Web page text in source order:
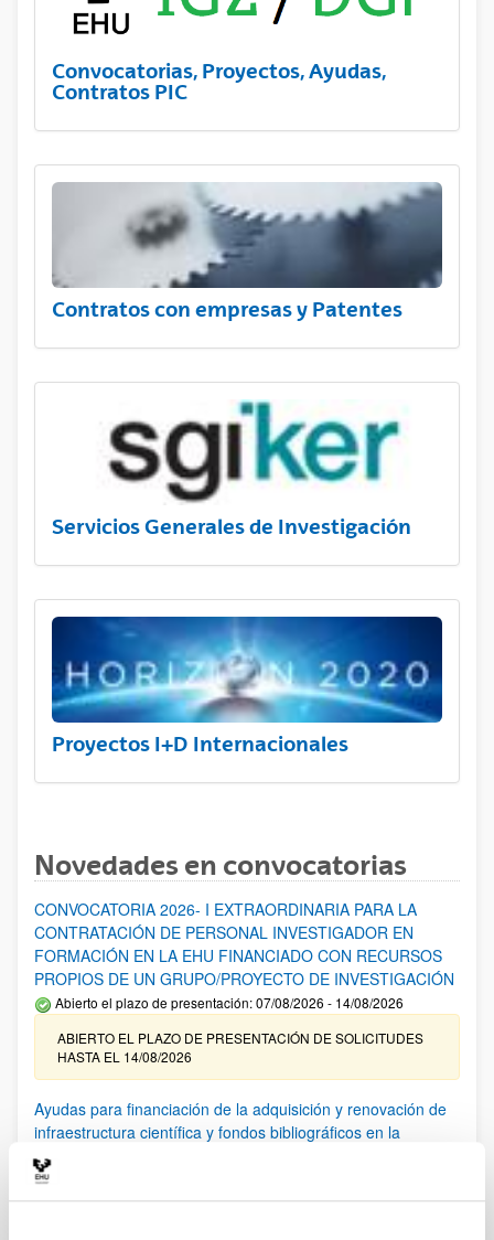
Convocatorias, Proyectos, Ayudas,
Contratos PIC
Contratos con empresas y Patentes
Servicios Generales de Investigación
Proyectos I+D Internacionales
Novedades en convocatorias
CONVOCATORIA 2026- I EXTRAORDINARIA PARA LA
CONTRATACIÓN DE PERSONAL INVESTIGADOR EN
FORMACIÓN EN LA EHU FINANCIADO CON RECURSOS
PROPIOS DE UN GRUPO/PROYECTO DE INVESTIGACIÓN
Abierto el plazo de presentación: 07/08/2026 - 14/08/2026
ABIERTO EL PLAZO DE PRESENTACIÓN DE SOLICITUDES
HASTA EL 14/08/2026
Ayudas para financiación de la adquisición y renovación de
infraestructura científica y fondos bibliográficos en la
UPV/EHU 2026